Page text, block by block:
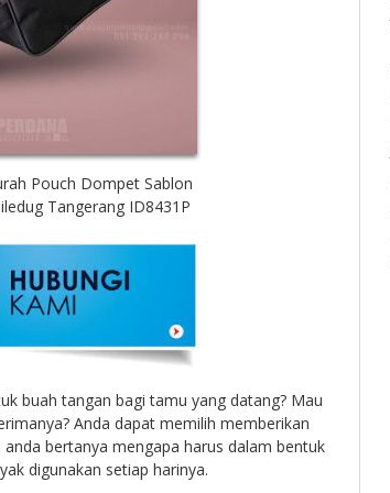
Pouch Dompet Sablon
Tangerang ID8431P
buah tangan bagi tamu yang datang? Mau
Anda dapat memilih memberikan
bertanya mengapa harus dalam bentuk
digunakan setiap harinya.